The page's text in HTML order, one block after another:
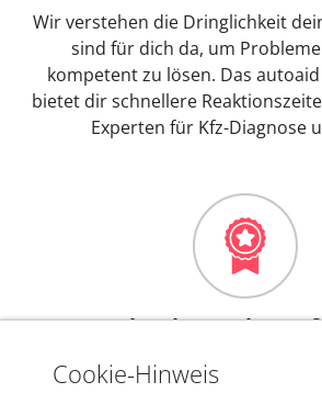
Wir verstehen die Dringlichkeit
sind für dich da, um
kompetent zu lösen. Das
bietet dir schnellere
Experten für Kfz-Diagnose
Mehr als 10 Jahre
In den Kfz-Diagnosegeräten von
Cookie-Hinweis